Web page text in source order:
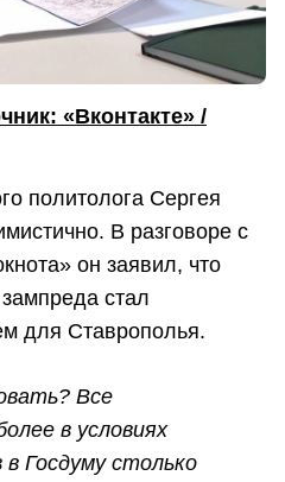
«Вконтакте» /
политолога Сергея
В разговоре с
он заявил, что
стал
для Ставрополья.
Все
в условиях
Госдуму столько